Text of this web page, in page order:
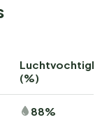
(%)
88%